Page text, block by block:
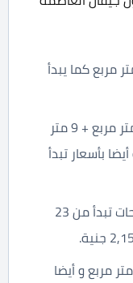
ادارية بمساحات تبدأ من 23 متر مربع كما يبدأ
محلات تجارية تبدأ مساحتها من 23 متر مربع + 9 متر
بأسعار تبدأ
محلات تجارية في الدور الثاني بمساحات تبدأ من 23
شقق فندقية بمساحات تبدأ من 62 متر مربع و أيضا